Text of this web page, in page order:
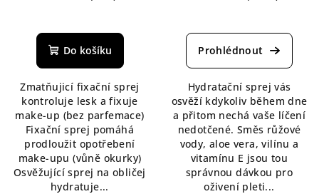
hodnocení
produktu
z
5
hvězdiček.
Do košíku
Zmatňujicí fixační sprej
kontroluje lesk a fixuje
make-up (bez parfemace)
Fixační sprej pomáhá
prodloužit opotřebení
make-upu (vůně okurky)
Osvěžující sprej na obličej
hydratuje...
hodnocení
produktu
z
5
hvězdiček.
Hydratační sprej vás
osvěží kdykoliv během dne
a přitom nechá vaše líčení
nedotčené. Směs růžové
vody, aloe vera, vilínu a
vitamínu E jsou tou
správnou dávkou pro
oživení pleti...